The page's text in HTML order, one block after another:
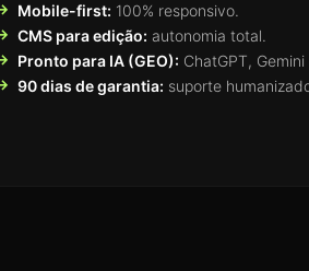
Mobile-first: 100% responsivo.
CMS para edição: autonomia total.
Pronto para IA (GEO): ChatGPT,
90 dias de garantia: suporte